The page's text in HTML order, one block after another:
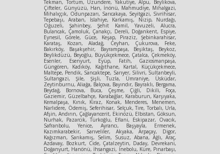
Tekman, Tortum, Uzundere, Yakutiye, Alpu, Beylikova,
Çifteler, Günyüzü, Han, İnönü, Mahmudiye, Mihalgazi,
Mihalıççık, Odunpazarı, Sarıcakaya, Seyitgazi, Sivrihisar,
Tepebaşı, Araban, İslahiye, Karkamış, Nizip, Nurdağı,
Oğuzeli, Şahinbey, Şehit Kamil, Yavuzeli, Alucra,
Bulancak, Çamoluk, Çanakçı, Dereli, Doğankent, Espiye,
Eynesil, Görele, Güce, Keşap, Piraziz, Şebinkarahisar,
Karataş, Kozan, Aladağ, Ceyhan, Çukurova, Feke,
Bakırköy, Başakşehir, Bayrampaşa, Beşiktaş, Beykoz,
Beylikdüzü, Beyoğlu, Büyükçekmece, Çatalca, Çekmeköy,
Esenler, Esenyurt, Eyüp, Fatih, Gaziosmanpaşa,
Güngören, Kadıköy, Kağıthane, Kartal, Küçükçekmece,
Maltepe, Pendik, Sancaktepe, Sarıyer, Silivri, Sultanbeyli,
Sultangazi, Şile, Şişli, Tuzla, Ümraniye, Üsküdar,
Zeytinburnu, Aliağa, Balçova, Bayındır, Bayraklı, Bergama,
Beydağ, Bornova, Buca, Çeşme, Çiğli, Dikili, Foça,
Gaziemir, Güzelbahçe, Karabağlar, Karaburun, Karşıyaka,
Kemalpaşa, Kınık, Kiraz, Konak, Menderes, Menemen,
Narlıdere, Ödemiş, Seferihisar, Selçuk, Tire, Torbalı, Urla,
Afşin, Andırın, Çağlayancerit, Ekinözü, Elbistan, Göksun,
Nurhak, Pazarcık, Türkoğlu, Eflani, Eskipazar, Ovacık,
Safranbolu, Yenice, Ayrancı, Başyayla, Ermenek,
Kazımkarabekir, Sarıveliler, Akyaka, Arpaçay, Digor,
Kağızman, Sarıkamış, Selim, Susuz, Abana, Ağlı, Araç,
Azdavay, Bozkurt, Cide, Çatalzeytin, Daday, Devrekani,
Doğanyurt, Hanönü, İhsangazi, İnebolu, Küre, Pınarbaşı,